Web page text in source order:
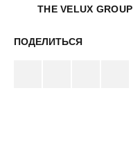
THE VELUX GROUP
ПОДЕЛИТЬСЯ